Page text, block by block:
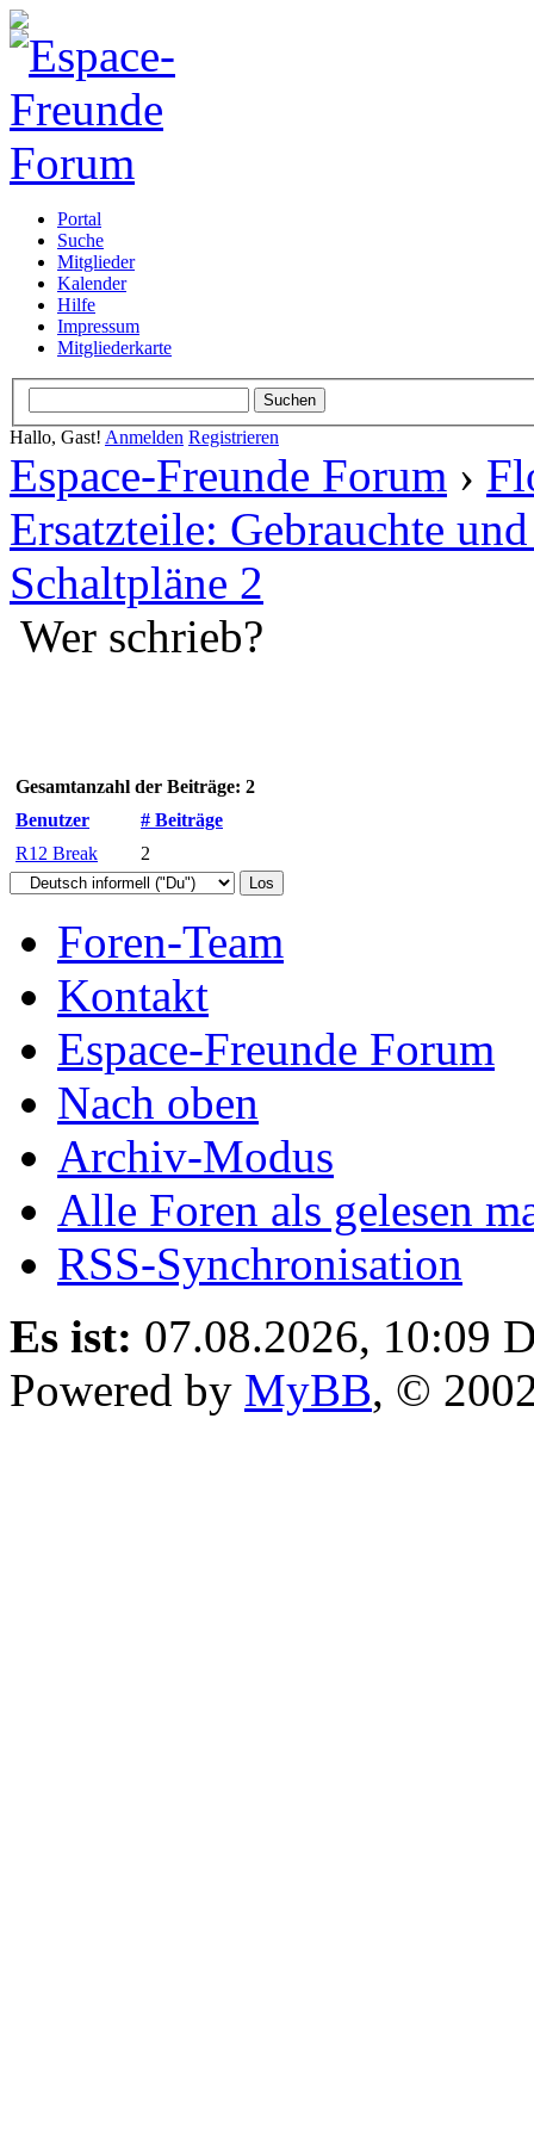
Portal
Suche
Mitglieder
Kalender
Hilfe
Impressum
Mitgliederkarte
Hallo, Gast! Anmelden Registrieren
Espace-Freunde Forum ›
Ersatzteile: Gebrauchte
Schaltpläne 2
Wer schrieb?
Gesamtanzahl der Beiträge: 2
Benutzer
# Beiträge
R12 Break
2
Foren-Team
Kontakt
Espace-Freunde Forum
Nach oben
Archiv-Modus
Alle Foren als gelesen
RSS-Synchronisation
Es ist: 07.08.2026, 10:09
Powered by MyBB, ©